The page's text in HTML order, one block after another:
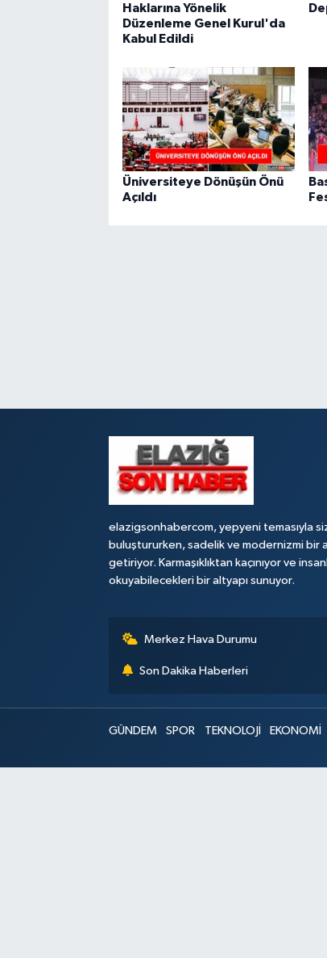
Haklarına Yönelik
Düzenleme Genel Kurul'da
Kabul Edildi
Üniversiteye Dönüşün Önü
Açıldı
elazigsonhabercom, yepyeni temasıyla
buluştururken, sadelik ve modernizmi bir
getiriyor. Karmaşıklıktan kaçınıyor ve
okuyabilecekleri bir altyapı sunuyor.
Merkez Hava Durumu
Son Dakika Haberleri
GÜNDEM SPOR TEKNOLOJİ EKONOMİ